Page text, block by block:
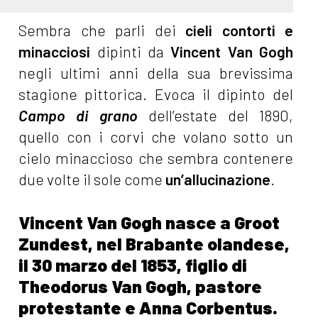
Sembra che parli dei cieli contorti e
minacciosi dipinti daVincent Van Gogh
negli ultimi anni della sua brevissima
stagione pittorica. Evoca il dipinto del
Campo di grano dell’estate del 1890,
quello con i corvi che volano sotto un
cielo minaccioso che sembra contenere
due volte il sole come un’allucinazione
Vincent Van Gogh nasce a Groot
Zundest, nel Brabante olandese,
il 30 marzo del 1853, figlio di
Theodorus Van Gogh, pastore
protestante e Anna Corbentus.